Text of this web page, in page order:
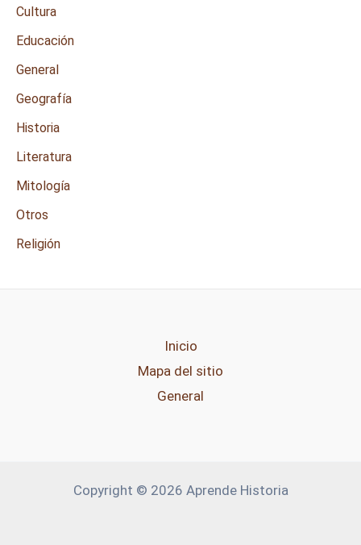
Cultura
Educación
General
Geografía
Historia
Literatura
Mitología
Otros
Religión
Inicio
Mapa del sitio
General
Copyright © 2026 Aprende Historia